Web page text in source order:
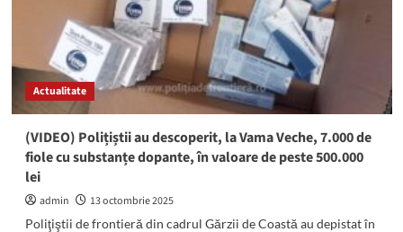
supraveghea
arterele
din
zona
Vama
Veche
Actualitate
(VIDEO) Polițiștii au descoperit, la Vama Veche, 7.000 de
fiole cu substanțe dopante, în valoare de peste 500.000
lei
admin
13 octombrie 2025
Poliţiştii de frontieră din cadrul Gărzii de Coastă au depistat în